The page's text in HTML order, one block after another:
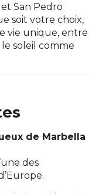
et San Pedro
soit votre choix,
vie unique, entre
soleil comme
de Marbella
des